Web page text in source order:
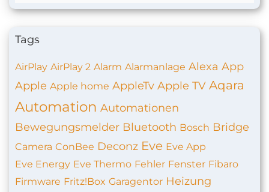
Tags
AirPlay AirPlay 2 Alarm Alarmanlage Alexa App
Apple Apple home AppleTv Apple TV Aqara
Automation Automationen
Bewegungsmelder Bluetooth Bosch Bridge
Camera ConBee Deconz Eve Eve App
Eve Energy Eve Thermo Fehler Fenster Fibaro
Firmware Fritz!Box Garagentor Heizung